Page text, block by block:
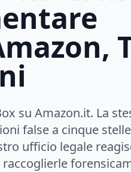
su Amazon.it. La
false a cinque
ufficio legale